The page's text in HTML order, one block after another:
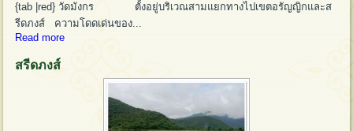
{tab |red} วัดมังกร ตั้งอยู่บริเวณสามแยกทางไปเขตอรัญญิกและส
รีดภงส์ ความโดดเด่นของ...
Read more
สรีดภงส์